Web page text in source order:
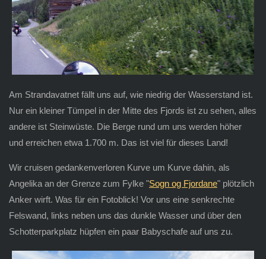
Am Strandavatnet fällt uns auf, wie niedrig der Wasserstand ist.
Nur ein kleiner Tümpel in der Mitte des Fjords ist zu sehen, alles
andere ist Steinwüste. Die Berge rund um uns werden höher
und erreichen etwa 1.700 m. Das ist viel für dieses Land!
Wir cruisen gedankenverloren Kurve um Kurve dahin, als
Angelika an der Grenze zum Fylke "Sogn og Fjordane" plötzlich
Anker wirft. Was für ein Fotoblick! Vor uns eine senkrechte
Felswand, links neben uns das dunkle Wasser und über den
Schotterparkplatz hüpfen ein paar Babyschafe auf uns zu.